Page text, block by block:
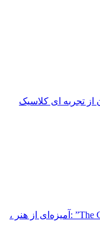
تجربه ای کلاسیک
“The Cigar Formerly Known As Mysterio” :آمیزه‌ای از هنر ،